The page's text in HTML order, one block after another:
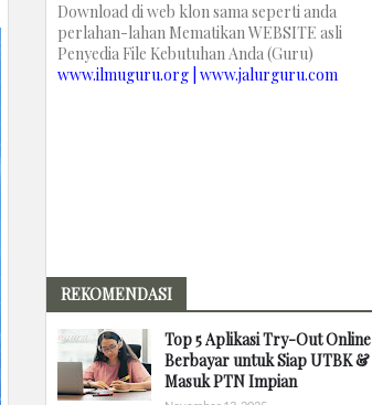
Download di web klon sama seperti anda
perlahan-lahan Mematikan WEBSITE asli
Penyedia File Kebutuhan Anda (Guru)
www.ilmuguru.org | www.jalurguru.com
REKOMENDASI
Top 5 Aplikasi Try-Out Online
Berbayar untuk Siap UTBK &
Masuk PTN Impian